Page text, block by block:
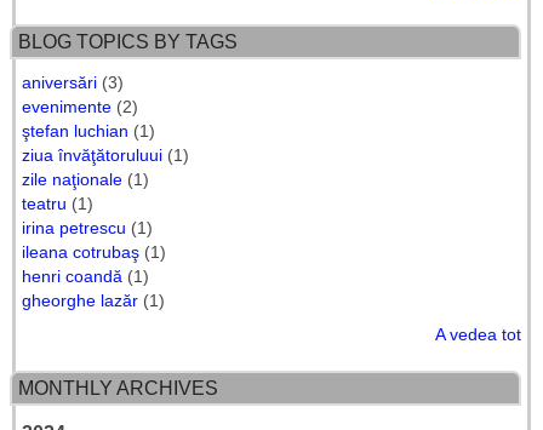
BLOG TOPICS BY TAGS
aniversări (3)
evenimente (2)
ştefan luchian (1)
ziua învăţătoruluui (1)
zile naţionale (1)
teatru (1)
irina petrescu (1)
ileana cotrubaş (1)
henri coandă (1)
gheorghe lazăr (1)
A vedea tot
MONTHLY ARCHIVES